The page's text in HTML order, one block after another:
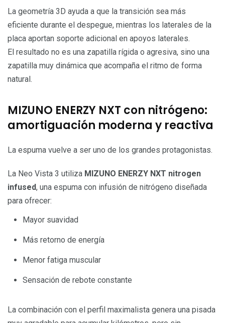
La geometría 3D ayuda a que la transición sea más
eficiente durante el despegue, mientras los laterales de la
placa aportan soporte adicional en apoyos laterales.
El resultado no es una zapatilla rígida o agresiva, sino una
zapatilla muy dinámica que acompaña el ritmo de forma
natural.
MIZUNO ENERZY NXT con nitrógeno:
amortiguación moderna y reactiva
La espuma vuelve a ser uno de los grandes protagonistas.
La Neo Vista 3 utiliza MIZUNO ENERZY NXT nitrogen
infused, una espuma con infusión de nitrógeno diseñada
para ofrecer:
Mayor suavidad
Más retorno de energía
Menor fatiga muscular
Sensación de rebote constante
La combinación con el perfil maximalista genera una pisada